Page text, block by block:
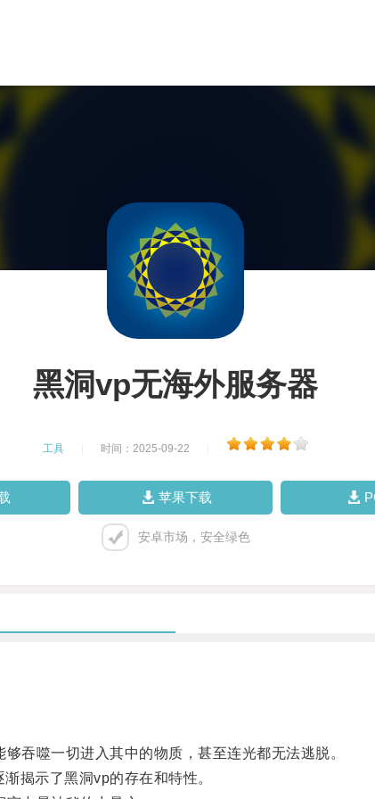
黑洞vp无海外服务器
工具 时间：2025-09-22
苹果下载
安卓市场，安全绿色
噬一切进入其中的物质，甚至连光都无法逃脱。
揭示了黑洞vp的存在和特性。